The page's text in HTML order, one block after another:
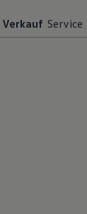
Verkauf Service